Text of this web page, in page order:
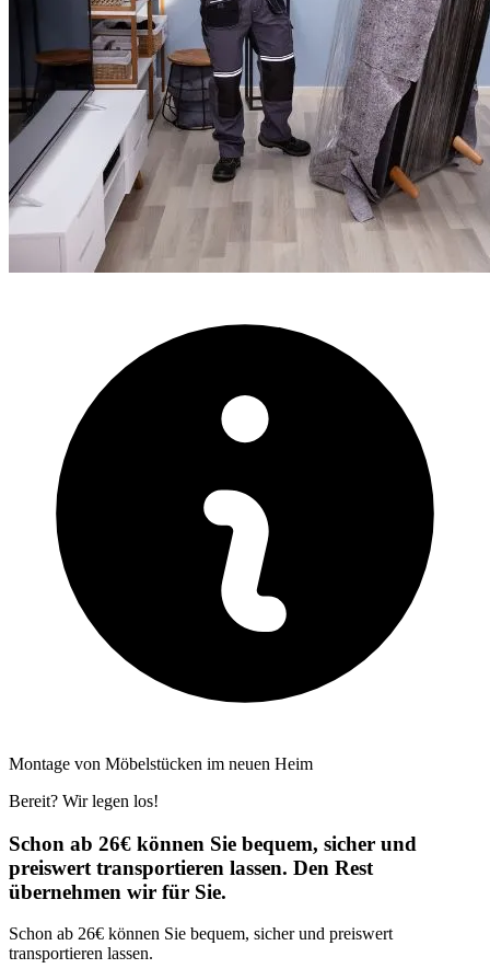
Montage von Möbelstücken im neuen Heim
Bereit? Wir legen los!
Schon ab 26€ können Sie bequem, sicher und
preiswert transportieren lassen. Den Rest
übernehmen wir für Sie.
Schon ab 26€ können Sie bequem, sicher und preiswert
transportieren lassen.